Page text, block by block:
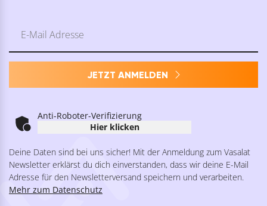
JETZT ANMELDEN
Anti-Roboter-Verifizierung
Hier klicken
Deine Daten sind bei uns sicher! Mit der Anmeldung zum Vasalat
Newsletter erklärst du dich einverstanden, dass wir deine E-Mail
Adresse für den Newsletterversand speichern und verarbeiten.
Mehr zum Datenschutz